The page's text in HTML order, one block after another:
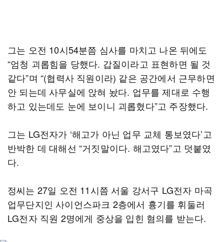
그는 오전 10시54분쯤 심사를 마치고 나온 뒤에도
“엄청 괴롭힘을 당했다. 갑질이라고 표현하면 될 것
같다”며 “(협력사 직원이라) 같은 공간에서 근무하면
안 되는데 사무실에 앉혀 놨다. 업무를 제대로 수행
하고 있는데도 눈에 보이니 괴롭혔다”고 주장했다.
그는 LG전자가 ‘해고가 아닌 업무 교체 통보였다’고
반박한 데 대해선 “거짓말이다. 해고였다”고 덧붙였
다.
정씨는 27일 오전 11시쯤 서울 강서구 LG전자 마곡
업무단지인 사이언스파크 2층에서 흉기를 휘둘러
LG전자 직원 2명에게 중상을 입힌 혐의를 받는다.